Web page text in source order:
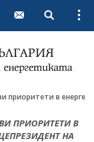
Open
в
ПРИОРИТЕТИ В
НА